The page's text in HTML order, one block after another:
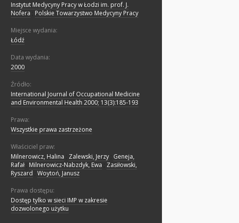
Instytut Medycyny Pracy w Łodzi im. prof. J.
Nofera
Polskie Towarzystwo Medycyny Pracy
Miejsce wydania:
Łódź
Data wydania:
2000
Źródło:
International Journal of Occupational Medicine
and Environmental Health 2000; 13(3):185-193
Prawa:
Wszystkie prawa zastrzeżone
Właściciel praw:
Milnerowicz, Halina
Zalewski, Jerzy Geneja,
Rafał Milnerowicz-Nabzdyk, Ewa
Zasiłowski,
Ryszard Woytoń, Janusz
Prawa dostępu:
Dostęp tylko w sieci IMP w zakresie
dozwolonego użytku